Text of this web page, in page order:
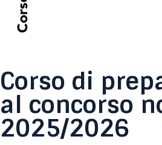
Corso di
al concorso
2025/2026